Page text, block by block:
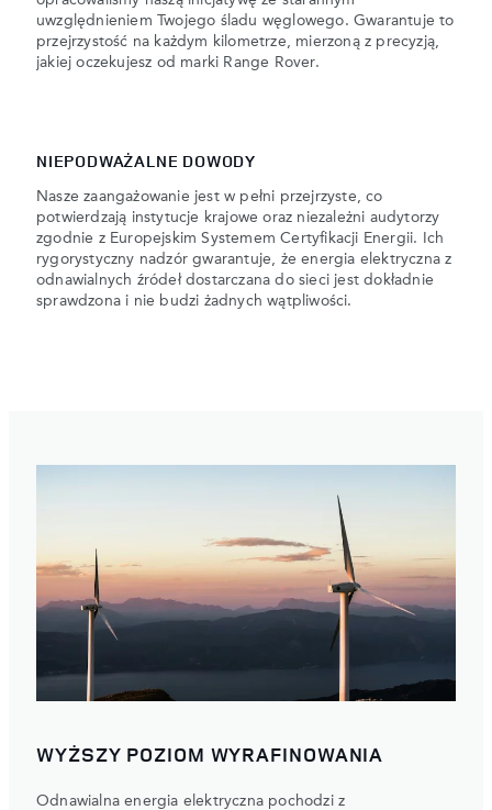
uwzględnieniem Twojego śladu węglowego. Gwarantuje to
przejrzystość na każdym kilometrze, mierzoną z precyzją,
jakiej oczekujesz od marki Range Rover.
NIEPODWAŻALNE DOWODY
Nasze zaangażowanie jest w pełni przejrzyste, co
potwierdzają instytucje krajowe oraz niezależni audytorzy
zgodnie z Europejskim Systemem Certyfikacji Energii. Ich
rygorystyczny nadzór gwarantuje, że energia elektryczna z
odnawialnych źródeł dostarczana do sieci jest dokładnie
sprawdzona i nie budzi żadnych wątpliwości.
WYŻSZY POZIOM WYRAFINOWANIA
Odnawialna energia elektryczna pochodzi z